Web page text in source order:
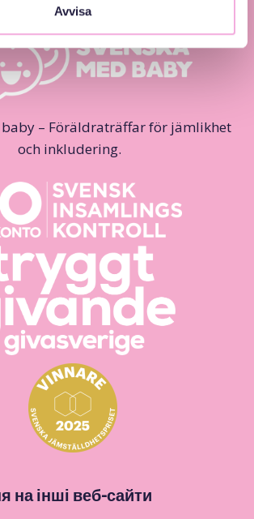
Avvisa
baby – Föräldraträffar för jämlikhet
och inkludering.
на інші веб-сайти